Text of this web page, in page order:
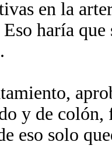
en la
haría
y de colón,
eso solo